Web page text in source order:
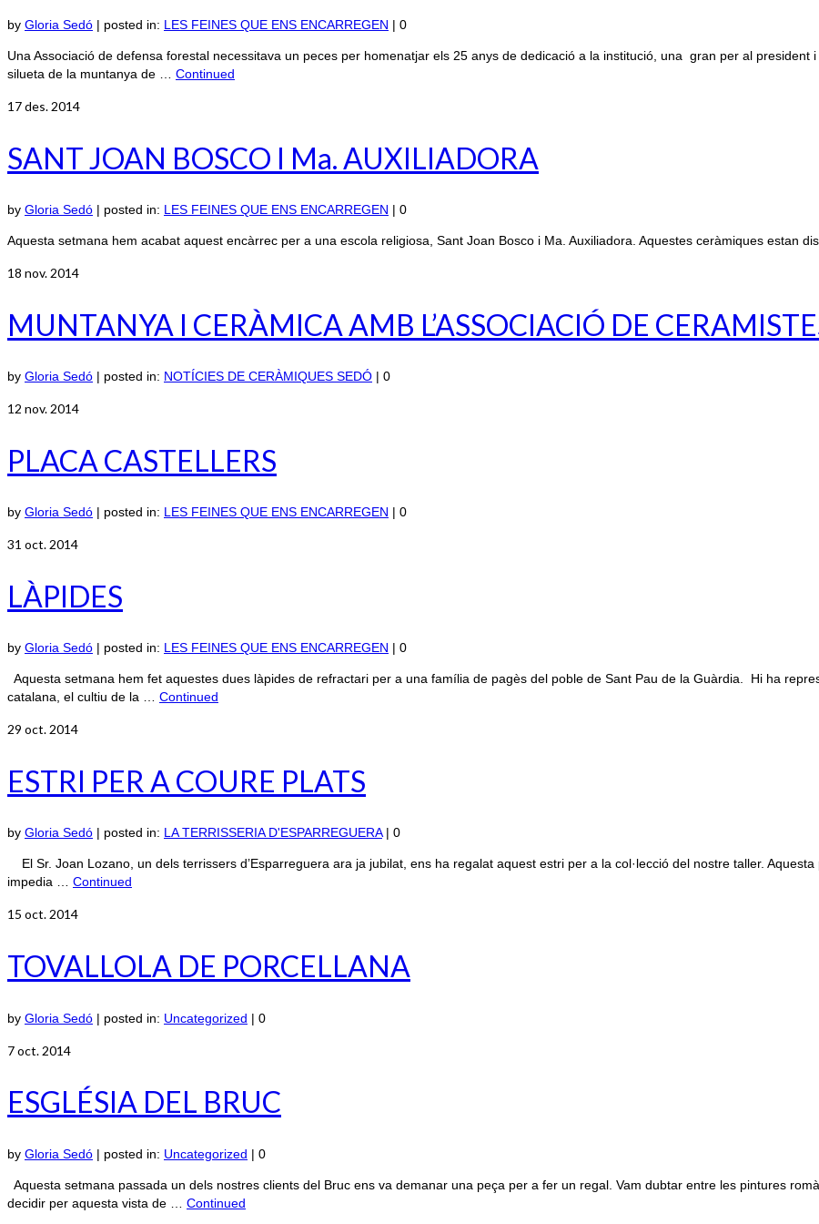
by Gloria Sedó | posted in: LES FEINES QUE ENS ENCARREGEN | 0
Una Associació de defensa forestal necessitava un peces per homenatjar els 25 anys de dedicació a la institució, una gran per al
silueta de la muntanya de … Continued
17des. 2014
SANT JOAN BOSCO I Ma. AUXILIADORA
by Gloria Sedó | posted in: LES FEINES QUE ENS ENCARREGEN | 0
Aquesta setmana hem acabat aquest encàrrec per a una escola religiosa, Sant Joan Bosco i Ma. Auxiliadora. Aquestes ceràmiques estan
18 nov. 2014
MUNTANYA I CERÀMICA AMB L’ASSOCIACIÓ DE
by Gloria Sedó | posted in: NOTÍCIES DE CERÀMIQUES SEDÓ | 0
12 nov. 2014
PLACA CASTELLERS
by Gloria Sedó | posted in: LES FEINES QUE ENS ENCARREGEN | 0
31 oct. 2014
LÀPIDES
by Gloria Sedó | posted in: LES FEINES QUE ENS ENCARREGEN | 0
Aquesta setmana hem fet aquestes dues làpides de refractari per a una família de pagès del poble de Sant Pau de la Guàrdia. Hi ha
catalana, el cultiu de la … Continued
29 oct. 2014
ESTRI PER A COURE PLATS
by Gloria Sedó | posted in: LA TERRISSERIA D'ESPARREGUERA | 0
El Sr. Joan Lozano, un dels terrissers d’Esparreguera ara ja jubilat, ens ha regalat aquest estri per a la col·lecció del nostre taller.
impedia … Continued
15 oct. 2014
TOVALLOLA DE PORCELLANA
by Gloria Sedó | posted in: Uncategorized | 0
7oct. 2014
ESGLÉSIA DEL BRUC
by Gloria Sedó | posted in: Uncategorized | 0
Aquesta setmana passada un dels nostres clients del Bruc ens va demanar una peça per a fer un regal. Vam dubtar entre les pintures
decidir per aquesta vista de … Continued